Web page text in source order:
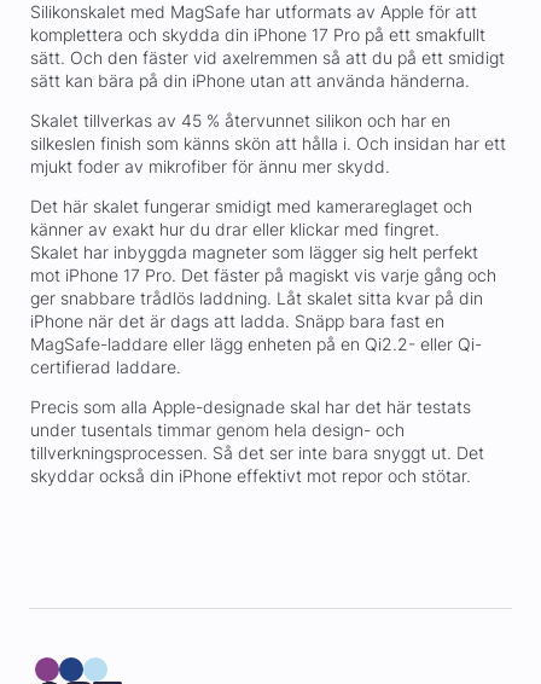
Silikonskalet med MagSafe har utformats av Apple för att
komplettera och skydda din iPhone 17 Pro på ett smakfullt
sätt. Och den fäster vid axelremmen så att du på ett smidigt
sätt kan bära på din iPhone utan att använda händerna.
Skalet tillverkas av 45 % återvunnet silikon och har en
silkeslen finish som känns skön att hålla i. Och insidan har ett
mjukt foder av mikrofiber för ännu mer skydd.
Det här skalet fungerar smidigt med kamerareglaget och
känner av exakt hur du drar eller klickar med fingret.
Skalet har inbyggda magneter som lägger sig helt perfekt
mot iPhone 17 Pro. Det fäster på magiskt vis varje gång och
ger snabbare trådlös laddning. Låt skalet sitta kvar på din
iPhone när det är dags att ladda. Snäpp bara fast en
MagSafe-laddare eller lägg enheten på en Qi2.2- eller Qi-
certifierad laddare.
Precis som alla Apple-designade skal har det här testats
under tusentals timmar genom hela design- och
tillverkningsprocessen. Så det ser inte bara snyggt ut. Det
skyddar också din iPhone effektivt mot repor och stötar.